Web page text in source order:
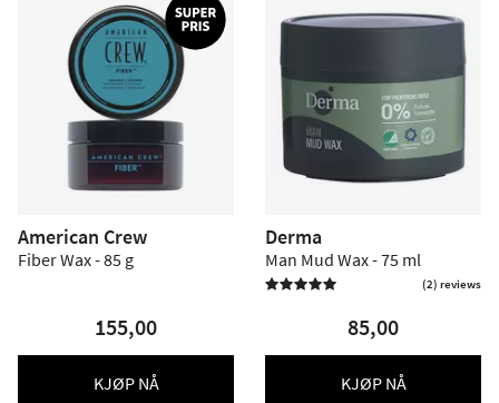
American Crew
Fiber Wax - 85 g
155,00
KJØP NÅ
Derma
Man Mud Wax - 75 ml
 (2) reviews
85,00
KJØP NÅ